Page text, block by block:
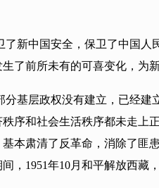
新中国安全，保卫了中国
了前所未有的可喜变化，为
基层政权没有建立，已经
序和社会生活秩序都未走
本肃清了反革命，消除了
，1951年10月和平解放西